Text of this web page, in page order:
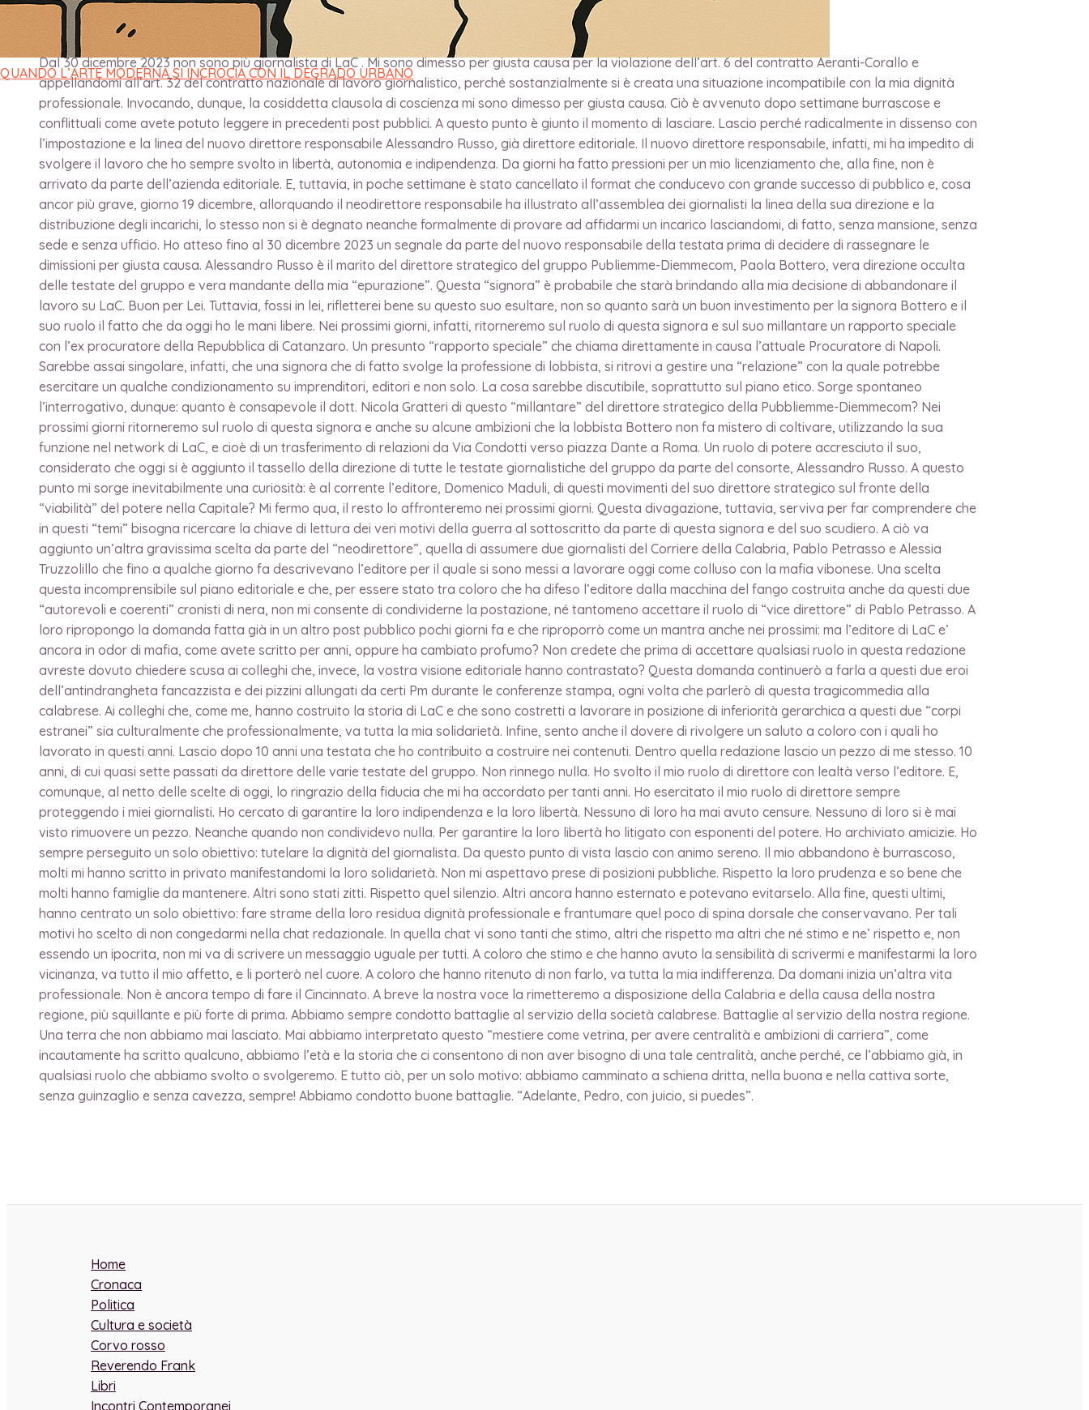
QUANDO L’ARTE MODERNA SI INCROCIA CON IL DEGRADO URBANO
di direttore /3 Gennaio 2024
Dal 30 dicembre 2023 non sono più giornalista di LaC . Mi sono dimesso per giusta causa per la violazione dell’art. 6 del contratto Aeranti-Corallo e
appellandomi all’art. 32 del contratto nazionale di lavoro giornalistico, perché sostanzialmente si è creata una situazione incompatibile con la mia dignità
professionale. Invocando, dunque, la cosiddetta clausola di coscienza mi sono dimesso per giusta causa. Ciò è avvenuto dopo settimane burrascose e
conflittuali come avete potuto leggere in precedenti post pubblici. A questo punto è giunto il momento di lasciare. Lascio perché radicalmente in dissenso con
l’impostazione e la linea del nuovo direttore responsabile Alessandro Russo, già direttore editoriale. Il nuovo direttore responsabile, infatti, mi ha impedito di
svolgere il lavoro che ho sempre svolto in libertà, autonomia e indipendenza. Da giorni ha fatto pressioni per un mio licenziamento che, alla fine, non è
arrivato da parte dell’azienda editoriale. E, tuttavia, in poche settimane è stato cancellato il format che conducevo con grande successo di pubblico e, cosa
ancor più grave, giorno 19 dicembre, allorquando il neodirettore responsabile ha illustrato all’assemblea dei giornalisti la linea della sua direzione e la
distribuzione degli incarichi, lo stesso non si è degnato neanche formalmente di provare ad affidarmi un incarico lasciandomi, di fatto, senza mansione, senza
sede e senza ufficio. Ho atteso fino al 30 dicembre 2023 un segnale da parte del nuovo responsabile della testata prima di decidere di rassegnare le
dimissioni per giusta causa. Alessandro Russo è il marito del direttore strategico del gruppo Publiemme-Diemmecom, Paola Bottero, vera direzione occulta
delle testate del gruppo e vera mandante della mia “epurazione”. Questa “signora” è probabile che starà brindando alla mia decisione di abbandonare il
lavoro su LaC. Buon per Lei. Tuttavia, fossi in lei, rifletterei bene su questo suo esultare, non so quanto sarà un buon investimento per la signora Bottero e il
suo ruolo il fatto che da oggi ho le mani libere. Nei prossimi giorni, infatti, ritorneremo sul ruolo di questa signora e sul suo millantare un rapporto speciale
con l’ex procuratore della Repubblica di Catanzaro. Un presunto “rapporto speciale” che chiama direttamente in causa l’attuale Procuratore di Napoli.
Sarebbe assai singolare, infatti, che una signora che di fatto svolge la professione di lobbista, si ritrovi a gestire una “relazione” con la quale potrebbe
esercitare un qualche condizionamento su imprenditori, editori e non solo. La cosa sarebbe discutibile, soprattutto sul piano etico. Sorge spontaneo
l’interrogativo, dunque: quanto è consapevole il dott. Nicola Gratteri di questo “millantare” del direttore strategico della Pubbliemme-Diemmecom? Nei
prossimi giorni ritorneremo sul ruolo di questa signora e anche su alcune ambizioni che la lobbista Bottero non fa mistero di coltivare, utilizzando la sua
funzione nel network di LaC, e cioè di un trasferimento di relazioni da Via Condotti verso piazza Dante a Roma. Un ruolo di potere accresciuto il suo,
considerato che oggi si è aggiunto il tassello della direzione di tutte le testate giornalistiche del gruppo da parte del consorte, Alessandro Russo. A questo
punto mi sorge inevitabilmente una curiosità: è al corrente l’editore, Domenico Maduli, di questi movimenti del suo direttore strategico sul fronte della
“viabilità” del potere nella Capitale? Mi fermo qua, il resto lo affronteremo nei prossimi giorni. Questa divagazione, tuttavia, serviva per far comprendere che
in questi “temi” bisogna ricercare la chiave di lettura dei veri motivi della guerra al sottoscritto da parte di questa signora e del suo scudiero. A ciò va
aggiunto un’altra gravissima scelta da parte del “neodirettore”, quella di assumere due giornalisti del Corriere della Calabria, Pablo Petrasso e Alessia
Truzzolillo che fino a qualche giorno fa descrivevano l’editore per il quale si sono messi a lavorare oggi come colluso con la mafia vibonese. Una scelta
questa incomprensibile sul piano editoriale e che, per essere stato tra coloro che ha difeso l’editore dalla macchina del fango costruita anche da questi due
“autorevoli e coerenti” cronisti di nera, non mi consente di condividerne la postazione, né tantomeno accettare il ruolo di “vice direttore” di Pablo Petrasso. A
loro ripropongo la domanda fatta già in un altro post pubblico pochi giorni fa e che riproporrò come un mantra anche nei prossimi: ma l’editore di LaC e’
ancora in odor di mafia, come avete scritto per anni, oppure ha cambiato profumo? Non credete che prima di accettare qualsiasi ruolo in questa redazione
avreste dovuto chiedere scusa ai colleghi che, invece, la vostra visione editoriale hanno contrastato? Questa domanda continuerò a farla a questi due eroi
dell’antindrangheta fancazzista e dei pizzini allungati da certi Pm durante le conferenze stampa, ogni volta che parlerò di questa tragicommedia alla
calabrese. Ai colleghi che, come me, hanno costruito la storia di LaC e che sono costretti a lavorare in posizione di inferiorità gerarchica a questi due “corpi
estranei” sia culturalmente che professionalmente, va tutta la mia solidarietà. Infine, sento anche il dovere di rivolgere un saluto a coloro con i quali ho
lavorato in questi anni. Lascio dopo 10 anni una testata che ho contribuito a costruire nei contenuti. Dentro quella redazione lascio un pezzo di me stesso. 10
anni, di cui quasi sette passati da direttore delle varie testate del gruppo. Non rinnego nulla. Ho svolto il mio ruolo di direttore con lealtà verso l’editore. E,
comunque, al netto delle scelte di oggi, lo ringrazio della fiducia che mi ha accordato per tanti anni. Ho esercitato il mio ruolo di direttore sempre
proteggendo i miei giornalisti. Ho cercato di garantire la loro indipendenza e la loro libertà. Nessuno di loro ha mai avuto censure. Nessuno di loro si è mai
visto rimuovere un pezzo. Neanche quando non condividevo nulla. Per garantire la loro libertà ho litigato con esponenti del potere. Ho archiviato amicizie. Ho
sempre perseguito un solo obiettivo: tutelare la dignità del giornalista. Da questo punto di vista lascio con animo sereno. Il mio abbandono è burrascoso,
molti mi hanno scritto in privato manifestandomi la loro solidarietà. Non mi aspettavo prese di posizioni pubbliche. Rispetto la loro prudenza e so bene che
molti hanno famiglie da mantenere. Altri sono stati zitti. Rispetto quel silenzio. Altri ancora hanno esternato e potevano evitarselo. Alla fine, questi ultimi,
hanno centrato un solo obiettivo: fare strame della loro residua dignità professionale e frantumare quel poco di spina dorsale che conservavano. Per tali
motivi ho scelto di non congedarmi nella chat redazionale. In quella chat vi sono tanti che stimo, altri che rispetto ma altri che né stimo e ne’ rispetto e, non
essendo un ipocrita, non mi va di scrivere un messaggio uguale per tutti. A coloro che stimo e che hanno avuto la sensibilità di scrivermi e manifestarmi la loro
vicinanza, va tutto il mio affetto, e li porterò nel cuore. A coloro che hanno ritenuto di non farlo, va tutta la mia indifferenza. Da domani inizia un’altra vita
professionale. Non è ancora tempo di fare il Cincinnato. A breve la nostra voce la rimetteremo a disposizione della Calabria e della causa della nostra
regione, più squillante e più forte di prima. Abbiamo sempre condotto battaglie al servizio della società calabrese. Battaglie al servizio della nostra regione.
Una terra che non abbiamo mai lasciato. Mai abbiamo interpretato questo “mestiere come vetrina, per avere centralità e ambizioni di carriera”, come
incautamente ha scritto qualcuno, abbiamo l’età e la storia che ci consentono di non aver bisogno di una tale centralità, anche perché, ce l’abbiamo già, in
qualsiasi ruolo che abbiamo svolto o svolgeremo. E tutto ciò, per un solo motivo: abbiamo camminato a schiena dritta, nella buona e nella cattiva sorte,
senza guinzaglio e senza cavezza, sempre! Abbiamo condotto buone battaglie. “Adelante, Pedro, con juicio, si puedes”.
Home
Cronaca
Politica
Cultura e società
Corvo rosso
Reverendo Frank
Libri
Incontri Contemporanei